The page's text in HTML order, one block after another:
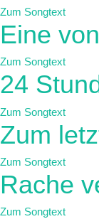
Zum Songtext
Eine
Zum Songtext
24
Zum Songtext
Zum
Zum Songtext
Rache
Zum Songtext